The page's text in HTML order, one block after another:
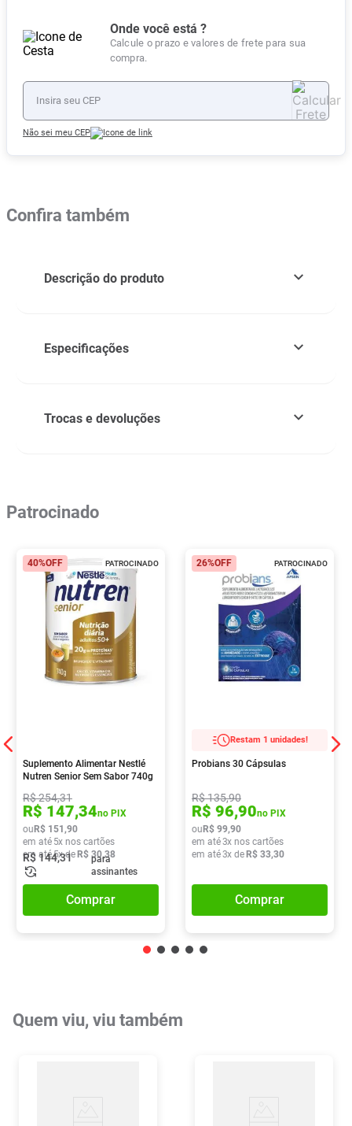
Onde você está ?
Calcule o prazo e valores de frete para sua
compra.
Não sei meu CEP
Confira também
Descrição do produto
Especificações
Trocas e devoluções
Patrocinado
PATROCINADO
40%OFF
Suplemento Alimentar Nestlé
Nutren Senior Sem Sabor 740g
R$254,31
R$ 147,34no PIX
ou R$ 151 ,90
em até 5x nos cartões
em até5x de R$ 30,38
R$144,31
para
assinantes
Comprar
PATROCINADO
26%OFF
Restam 1 unidades!
Probians 30 Cápsulas
R$135,90
R$ 96,90no PIX
ou R$ 99,90
em até3x nos cartões
em até3x de R$ 33,30
Comprar
Quem viu, viu também